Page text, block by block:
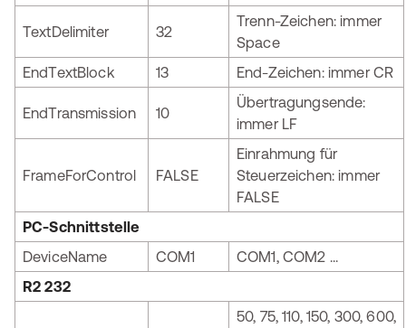
TextDelimiter 32
Trenn-Zeichen: immer
Space
EndTextBlock
13 End-Zeichen: immer CR
EndTransmission 10
Übertragungsende:
immer LF
FrameForControl FALSE
Einrahmung für
Steuerzeichen: immer
FALSE
PC-Schnittstelle
DeviceName
COM1
COM1, COM2 ...
R2 232
50, 75, 110, 150, 300, 600,